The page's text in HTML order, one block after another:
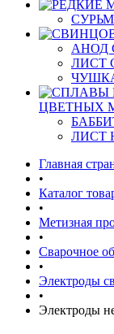
АНОД
ЛИСТ
ЦВЕТНЫХ
ЛИСТ
Главная
•
Каталог
•
Метизная
•
Сварочное
•
Электроды
•
Электроды